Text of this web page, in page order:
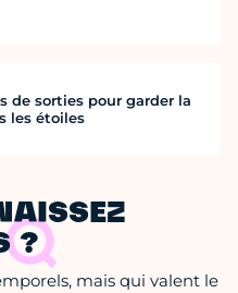
de sorties pour garder la
les étoiles
?
mais qui valent le